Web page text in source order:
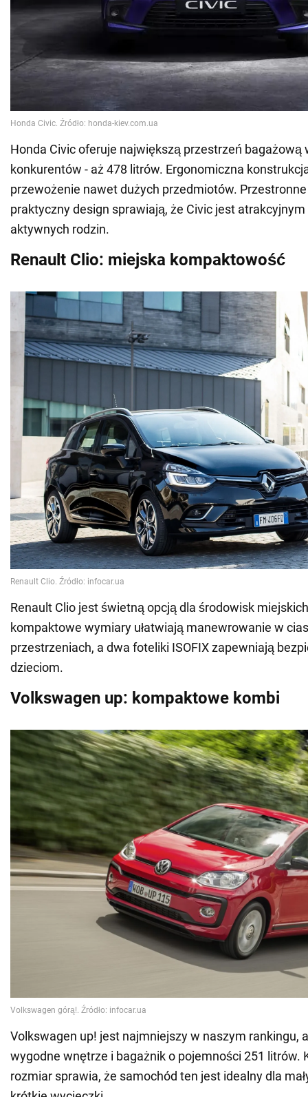
Honda Civic oferuje największą przestrzeń bagażową
konkurentów - aż 478 litrów. Ergonomiczna
przewożenie nawet dużych przedmiotów.
praktyczny design sprawiają, że Civic jest
aktywnych rodzin.
Renault Clio: miejska kompaktowość
Renault Clio jest świetną opcją dla środowisk
kompaktowe wymiary ułatwiają manewrowanie w
przestrzeniach, a dwa foteliki ISOFIX zapewniają
dzieciom.
Volkswagen up: kompaktowe kombi
Volkswagen up! jest najmniejszy w naszym rankingu,
wygodne wnętrze i bagażnik o pojemności 251 litrów.
rozmiar sprawia, że samochód ten jest idealny dla